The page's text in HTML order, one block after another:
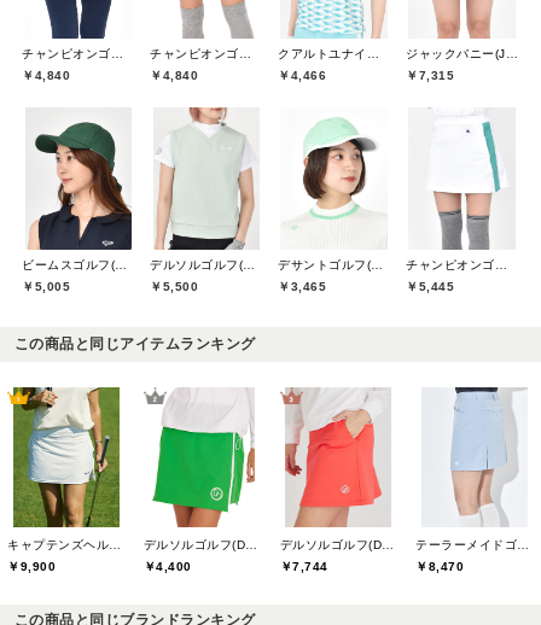
チャンピオンゴルフ(Champion GOLF)
￥4,840
チャンピオンゴルフ(Champion GOLF)
￥4,840
クアルトユナイテッド(CUARTO UNITED)
￥4,466
ジャックバニー(Jack Bunny)
￥7,315
ビームスゴルフ(BEAMS GOLF)
￥5,005
デルソルゴルフ(DELSOL GOLF)
￥5,500
デサントゴルフ(DESCENTE GOLF)
￥3,465
チャンピオンゴルフ(Champion GOLF)
￥5,445
この商品と同じアイテムランキング
￥9,900
￥4,400
￥7,744
￥8,470
この商品と同じブランドランキング